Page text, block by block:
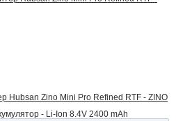
Hubsan Zino Mini Pro Refined RTF - ZINO
- Li-Ion 8.4V 2400 mAh